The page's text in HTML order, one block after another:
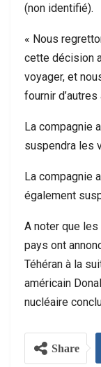
(non identifié).
« Nous
cette décision
voyager, et
fournir
La compagnie
suspendra les
La compagnie
également
A noter que les
pays ont
Téhéran à la
américain
nucléaire
Share